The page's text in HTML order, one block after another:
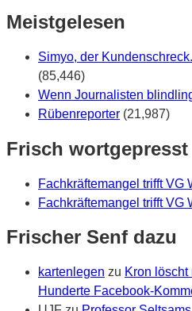
Meistgelesen
Simyo, der
(85,446)
Wenn Journalisten
Rübenreporter (21,987)
Frisch wortgepresst
Fachkräftemangel trifft VG
Fachkräftemangel trifft VG
Frischer Senf dazu
kartenlegen zu Kron
Hunderte Facebook-